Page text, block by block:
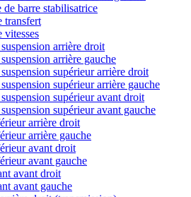
de barre stabilisatrice
transfert
vitesses
arrière droit
arrière gauche
supérieur arrière droit
supérieur arrière gauche
supérieur avant droit
supérieur avant gauche
arrière droit
arrière gauche
avant droit
avant gauche
avant droit
avant gauche